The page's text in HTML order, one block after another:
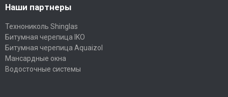
Наши партнеры
Технониколь Shinglas
Битумная черепица IKO
Битумная черепица Aquaizol
Мансардные окна
Водосточные системы